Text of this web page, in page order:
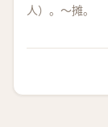
人）。～摊。